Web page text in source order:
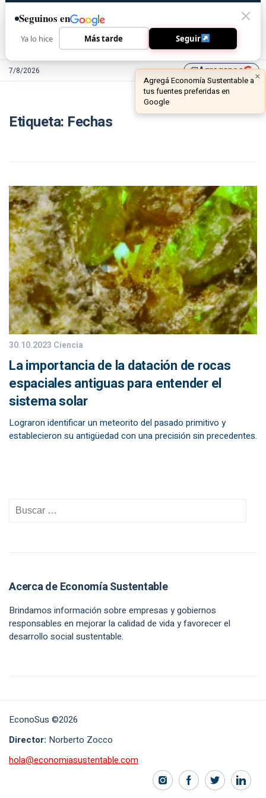
7/8/2026 library_addAgreganos ×
Agregá Economía Sustentable a
tus fuentes preferidas en
Google
Etiqueta: Fechas
30.10.2023 Ciencia
La importancia de la datación de rocas
espaciales antiguas para entender el
sistema solar
Lograron identificar un meteorito del pasado primitivo y
establecieron su antigüedad con una precisión sin precedentes.
Acerca de Economía Sustentable
Brindamos información sobre empresas y gobiernos
responsables en mejorar la calidad de vida y favorecer el
desarrollo social sustentable.
EconoSus ©2026
Director: Norberto Zocco
hola@economiasustentable.com
Seguinos en
Ya lo hice Más tarde Seguir